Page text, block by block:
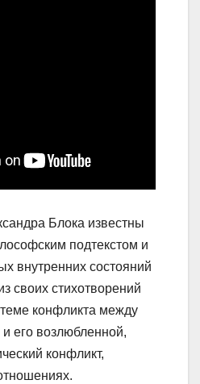
Блока известны
подтекстом и
внутренних состояний
своих стихотворений
конфликта между
его возлюбленной,
конфликт,